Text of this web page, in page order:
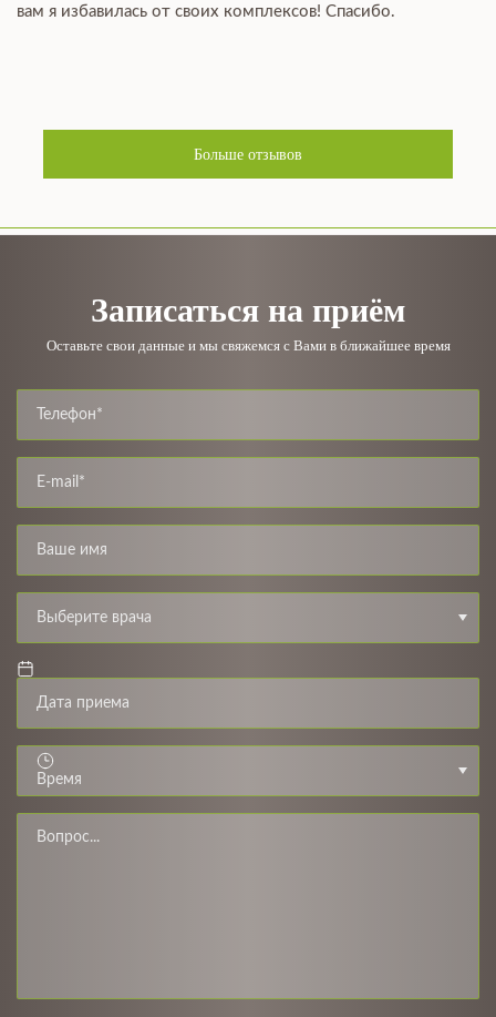
вам я избавилась от своих комплексов! Спасибо.
Больше отзывов
Записаться на приём
Оставьте свои данные и мы свяжемся с Вами в ближайшее время
Выберите врача
Время